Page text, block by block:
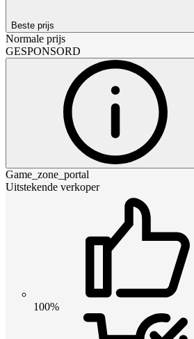
Beste prijs
Normale prijs
GESPONSORD
Game_zone_portal
Uitstekende verkoper
100%